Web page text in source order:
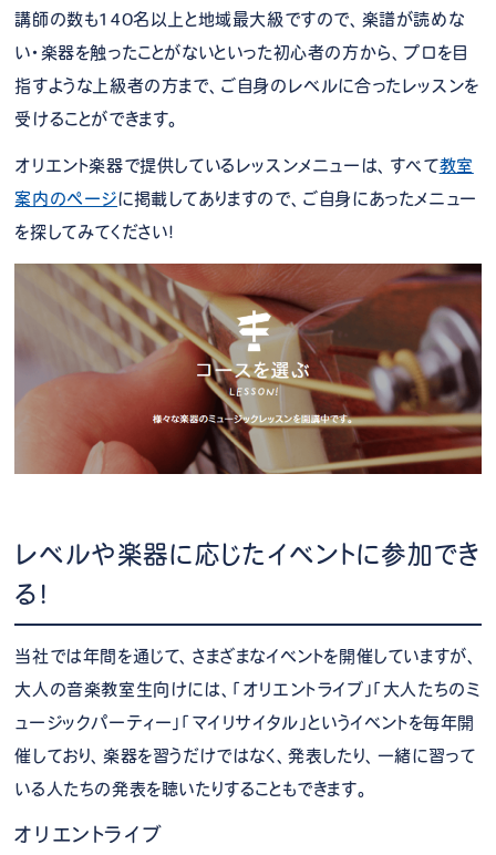
講師の数も140名以上と地域最大級ですので、楽譜が読めな
い・楽器を触ったことがないといった初心者の方から、プロを目
指すような上級者の方まで、ご自身のレベルに合ったレッスンを
受けることができます。
オリエント楽器で提供しているレッスンメニューは、すべて教室
案内のページに掲載してありますので、ご自身にあったメニュー
を探してみてください！
レベルや楽器に応じたイベントに参加でき
る！
当社では年間を通じて、さまざまなイベントを開催していますが、
大人の音楽教室生向けには、「オリエントライブ」「大人たちのミ
ュージックパーティー」「マイリサイタル」というイベントを毎年開
催しており、楽器を習うだけではなく、発表したり、一緒に習って
いる人たちの発表を聴いたりすることもできます。
オリエントライブ